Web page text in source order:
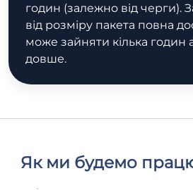
годин (залежно від черги).
від розміру пакета повна
може зайняти кілька годин
довше.
Як ми будемо